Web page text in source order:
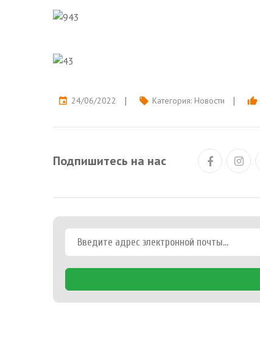
event 24/06/2022 local_offer Категория: Новости thumb_up
Подпишитесь на нас